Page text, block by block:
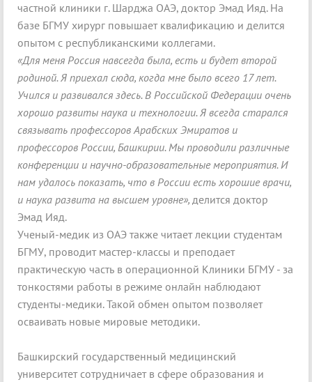
частной клиники г. Шарджа ОАЭ, доктор Эмад Ияд. На
базе БГМУ хирург повышает квалификацию и делится
опытом с республиканскими коллегами.
«Для меня Россия навсегда была, есть и будет второй
родиной. Я приехал сюда, когда мне было всего 17 лет.
Учился и развивался здесь. В Российской Федерации очень
хорошо развиты наука и технологии. Я всегда старался
связывать профессоров Арабских Эмиратов и
профессоров России, Башкирии. Мы проводили различные
конференции и научно-образовательные мероприятия. И
нам удалось показать, что в России есть хорошие врачи,
и наука развита на высшем уровне», делится доктор
Эмад Ияд.
Ученый-медик из ОАЭ также читает лекции студентам
БГМУ, проводит мастер-классы и преподает
практическую часть в операционной Клиники БГМУ - за
тонкостями работы в режиме онлайн наблюдают
студенты-медики. Такой обмен опытом позволяет
осваивать новые мировые методики.
Башкирский государственный медицинский
университет сотрудничает в сфере образования и